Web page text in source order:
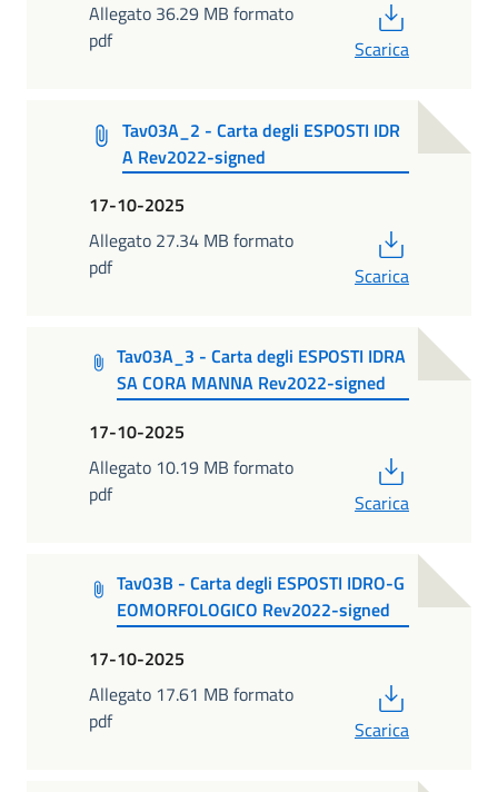
Allegato 36.29 MB formato
pdf
Scarica
Tav03A_2 - Carta degli ESPOSTI IDR
A Rev2022-signed
17-10-2025
Allegato 27.34 MB formato
pdf
Scarica
Tav03A_3 - Carta degli ESPOSTI IDRA
SA CORA MANNA Rev2022-signed
17-10-2025
Allegato 10.19 MB formato
pdf
Scarica
Tav03B - Carta degli ESPOSTI IDRO-G
EOMORFOLOGICO Rev2022-signed
17-10-2025
Allegato 17.61 MB formato
pdf
Scarica